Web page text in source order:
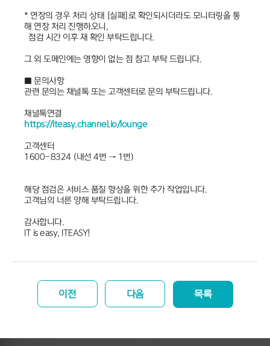
* 연장의 경우 처리 상태 [실패]로 확인되시더라도 모니터링을 통
해 연장 처리 진행하오니,
점검 시간 이후 재 확인 부탁드립니다.
그 외 도메인에는 영향이 없는 점 참고 부탁 드립니다.
■ 문의사항
관련 문의는 채널톡 또는 고객센터로 문의 부탁드립니다.
채널톡연결
https://iteasy.channel.io/lounge
고객센터
1600-8324 (내선 4번 → 1번)
해당 점검은 서비스 품질 향상을 위한 추가 작업입니다.
고객님의 너른 양해 부탁드립니다.
감사합니다.
IT is easy, ITEASY!
이전 다음 목록